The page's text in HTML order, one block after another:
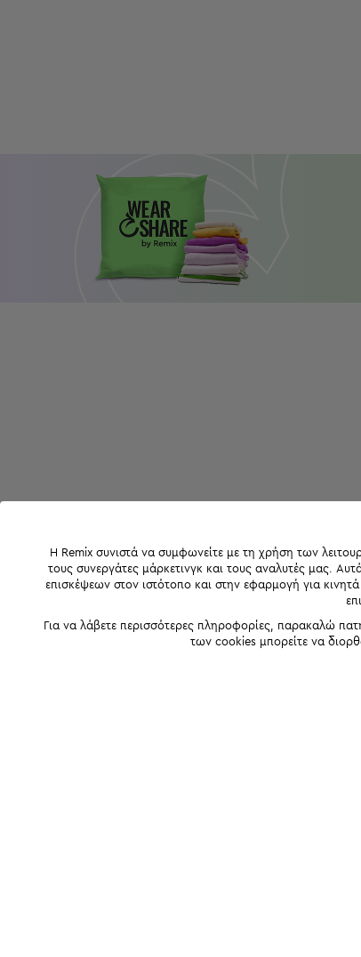
Η Remix συνιστά να συμφωνείτε με τη χρήση των
τους συνεργάτες μάρκετινγκ και τους αναλυτές μας.
επισκέψεων στον ιστότοπο και στην εφαρμογή για
Για να λάβετε περισσότερες πληροφορίες, παρακαλώ
των cookies μπορείτε να